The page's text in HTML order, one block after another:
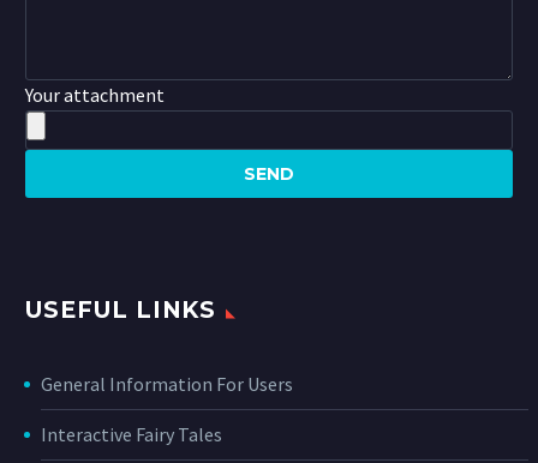
Your attachment
USEFUL LINKS
General Information For Users
Interactive Fairy Tales